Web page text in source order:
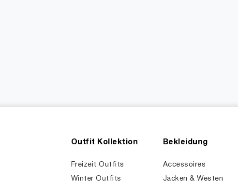
Outfit Kollektion
Freizeit Outfits
Winter Outfits
Bekleidung
Accessoires
Jacken & Westen